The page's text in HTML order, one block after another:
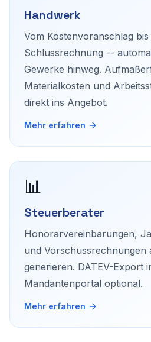
Handwerk
Vom Kostenvoranschlag
Schlussrechnung --
Gewerke hinweg.
Materialkosten und
direkt ins Angebot.
Mehr erfahren
📊
Steuerberater
Honorarvereinbarungen,
und Vorschüssrechnungen
generieren. DATEV-Export
Mandantenportal optional.
Mehr erfahren